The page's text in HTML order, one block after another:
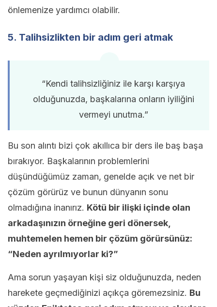
önlemenize yardımcı olabilir.
5. Talihsizlikten bir adım geri atmak
“Kendi talihsizliğiniz ile karşı karşıya
olduğunuzda, başkalarına onların iyiliğini
vermeyi unutma.”
Bu son alıntı bizi çok akıllıca bir ders ile baş başa
bırakıyor. Başkalarının problemlerini
düşündüğümüz zaman, genelde açık ve net bir
çözüm görürüz ve bunun dünyanın sonu
olmadığına inanırız. Kötü bir ilişki içinde olan
arkadaşınızın örneğine geri dönersek,
muhtemelen hemen bir çözüm görürsünüz:
“Neden ayrılmıyorlar ki?”
Ama sorun yaşayan kişi siz olduğunuzda, neden
harekete geçmediğinizi açıkça göremezsiniz. Bu